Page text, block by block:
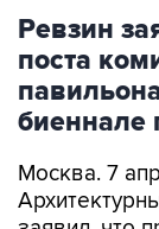
Ревзин
поста
биеннале
Москва. 7